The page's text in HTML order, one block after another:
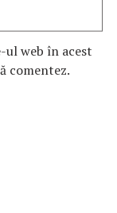
ul web în acest
comentez.